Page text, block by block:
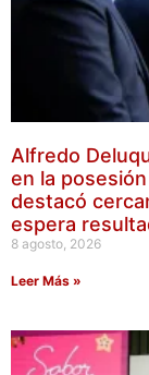
Alfredo
en la
destacó
espera
8 agosto, 2026
Leer Más »